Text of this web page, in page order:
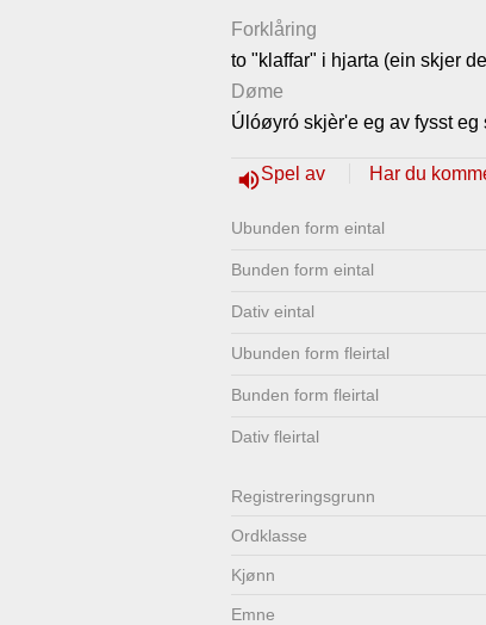
Forklåring
to "klaffar" i hjarta (ein skjer
Døme
Úlóøyró skjèr'e eg av fysst eg
volume_upSpel av Har du
Ubunden form eintal
Bunden form eintal
Dativ eintal
Ubunden form fleirtal
Bunden form fleirtal
Dativ fleirtal
Registrerings­grunn
Ordklasse
Kjønn
Emne